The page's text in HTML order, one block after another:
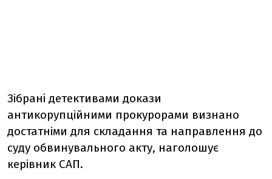
Зібрані детективами докази
антикорупційними прокурорами визнано
достатніми для складання та направлення до
суду обвинувального акту, наголошує
керівник САП.